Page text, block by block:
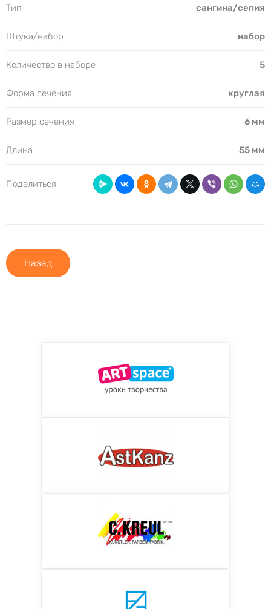
Тип сангина/сепия
Штука/набор набор
Количество в наборе 5
Форма сечения круглая
Размер сечения 6 мм
Длина 55 мм
Поделиться
Назад